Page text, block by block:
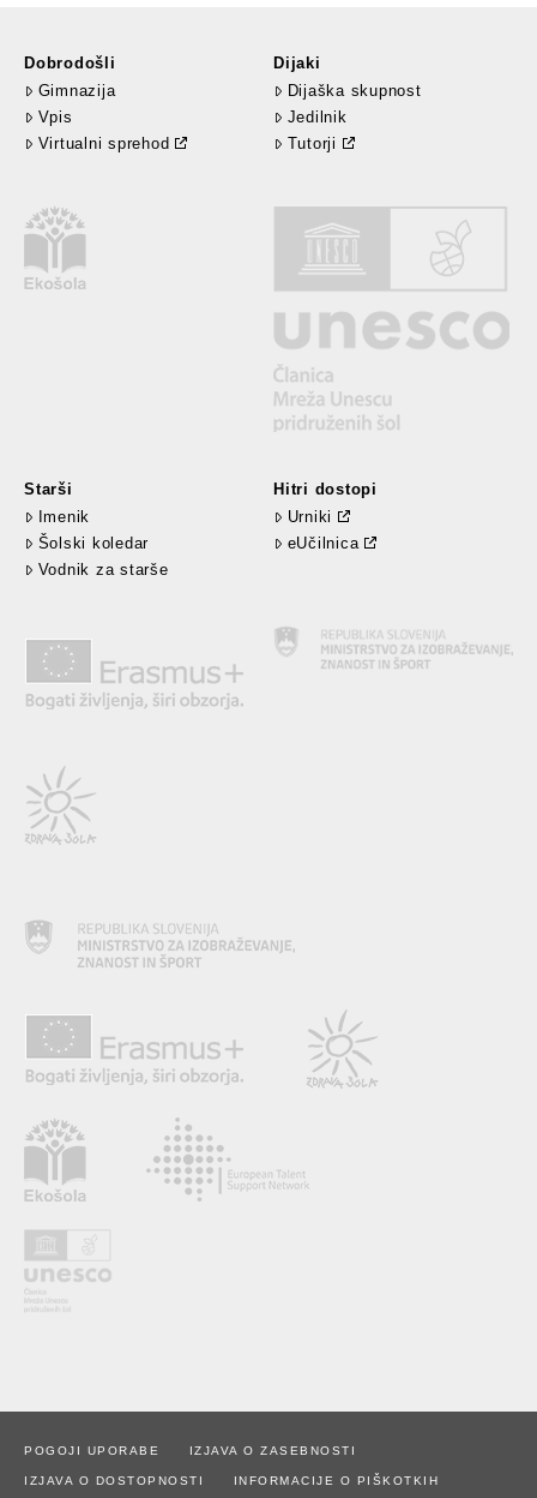
Dobrodošli
Gimnazija
Vpis
Virtualni sprehod
Dijaki
Dijaška skupnost
Jedilnik
Tutorji
Starši
Imenik
Šolski koledar
Vodnik za starše
Hitri dostopi
Urniki
eUčilnica
POGOJI UPORABE IZJAVA O ZASEBNOSTI
IZJAVA O DOSTOPNOSTI INFORMACIJE O PIŠKOTKIH